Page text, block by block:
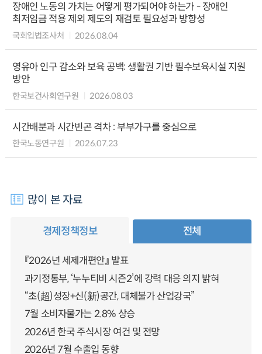
장애인 노동의 가치는 어떻게 평가되어야 하는가 - 장애인
최저임금 적용 제외 제도의 재검토 필요성과 방향성
국회입법조사처 2026.08.04
영유아 인구 감소와 보육 공백: 생활권 기반 필수보육시설 지원
방안
한국보건사회연구원 2026.08.03
시간배분과 시간빈곤 격차 : 부부가구를 중심으로
한국노동연구원 2026.07.23
많이 본 자료
경제정책정보 전체
『2026년 세제개편안』 발표
과기정통부, ‘누누티비 시즌2’에 강력 대응 의지 밝혀
“초(超)성장+신(新)공간, 대체불가 산업강국”
7월 소비자물가는 2.8% 상승
2026년 한국 주식시장 여건 및 전망
2026년 7월 수출입 동향